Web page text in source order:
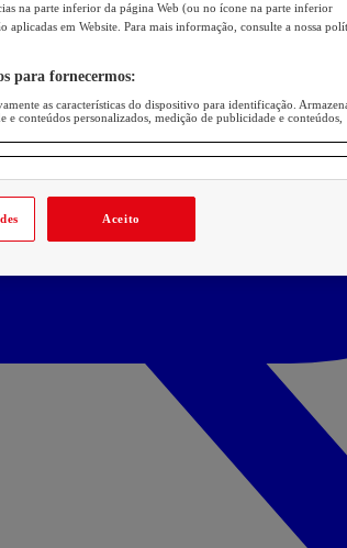
na parte inferior da página Web (ou no ícone na parte inferior
aplicadas em Website. Para mais informação, consulte a nossa
para fornecermos:
as características do dispositivo para identificação.
conteúdos personalizados, medição de publicidade e conteúdos,
Aceito